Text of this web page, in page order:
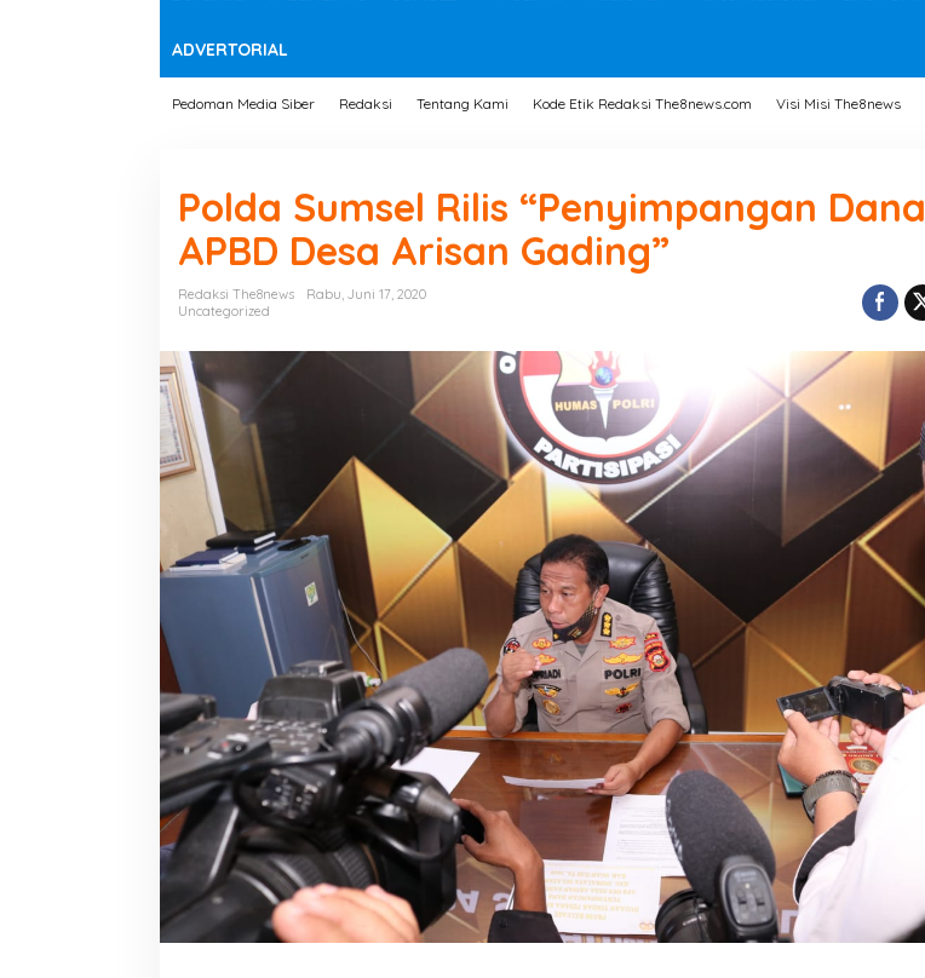
ADVERTORIAL
Pedoman Media Siber Redaksi Tentang Kami Kode Etik Redaksi The8news.com Visi Misi The8news
Polda Sumsel Rilis “Penyimpangan Dana
APBD Desa Arisan Gading”
Redaksi The8news
Rabu, Juni 17, 2020
Uncategorized